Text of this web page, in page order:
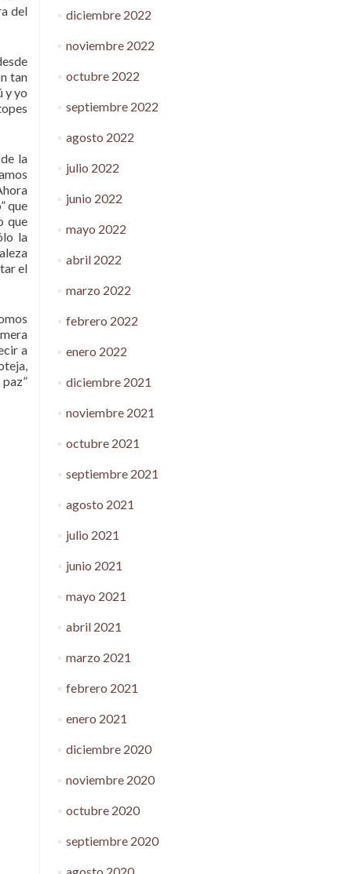
del
tan
y yo
la
que
que
la
el
a
diciembre 2022
noviembre 2022
octubre 2022
septiembre 2022
agosto 2022
julio 2022
junio 2022
mayo 2022
abril 2022
marzo 2022
febrero 2022
enero 2022
diciembre 2021
noviembre 2021
octubre 2021
septiembre 2021
agosto 2021
julio 2021
junio 2021
mayo 2021
abril 2021
marzo 2021
febrero 2021
enero 2021
diciembre 2020
noviembre 2020
octubre 2020
septiembre 2020